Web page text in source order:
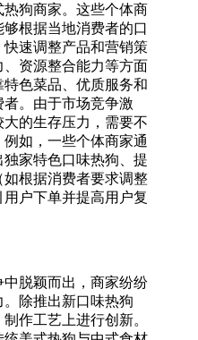
狗商家。这些个体商
根据当地消费者的口
速调整产品和营销策
资源整合能力等方面
色菜品、优质服务和
。由于市场竞争激
的生存压力，需要不
如，一些个体商家通
家特色口味热狗、提
根据消费者要求调整
户下单并提高用户复
中脱颖而出，商家纷纷
除推出新口味热狗
作工艺上进行创新。